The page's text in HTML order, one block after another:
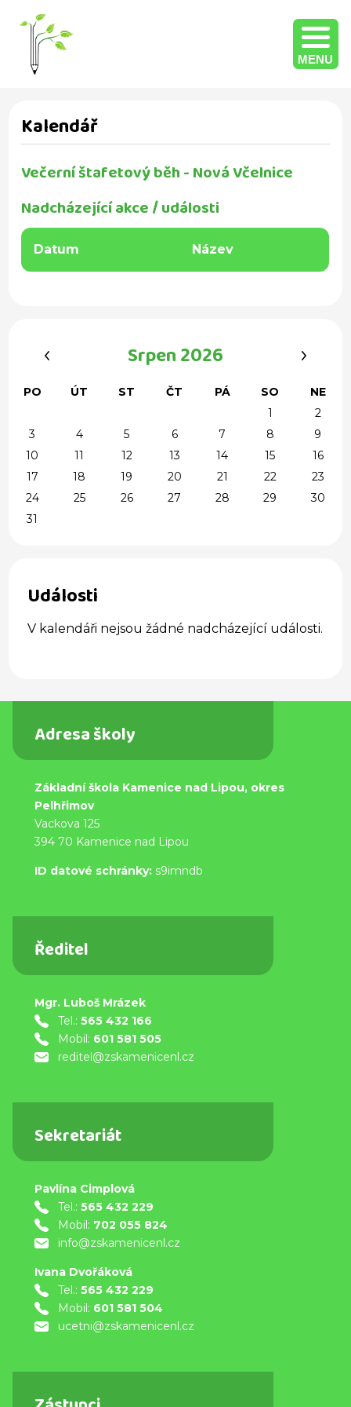
MENU
Kalendář
Večerní štafetový běh - Nová Včelnice
Nadcházející akce / události
Datum Název
Srpen 2026
PO ÚT ST ČT PÁ SO
NE
1
2
3
4 5 6 7 8
9
10
11 12 13 14 15
16
17
18 19 20 21 22
23
24
25 26 27 28 29
30
31
Události
V kalendáři nejsou žádné nadcházející události.
Adresa školy
Základní škola Kamenice nad Lipou, okres
Pelhřimov
Vackova 125
394 70 Kamenice nad Lipou
ID datové schránky: s9imndb
Ředitel
Mgr. Luboš Mrázek
Tel.: 565 432 166
Mobil: 601 581 505
reditel@zskamenicenl.cz
Sekretariát
Pavlína Cimplová
Tel.: 565 432 229
Mobil: 702 055 824
info@zskamenicenl.cz
Ivana Dvořáková
Tel.: 565 432 229
Mobil: 601 581 504
ucetni@zskamenicenl.cz